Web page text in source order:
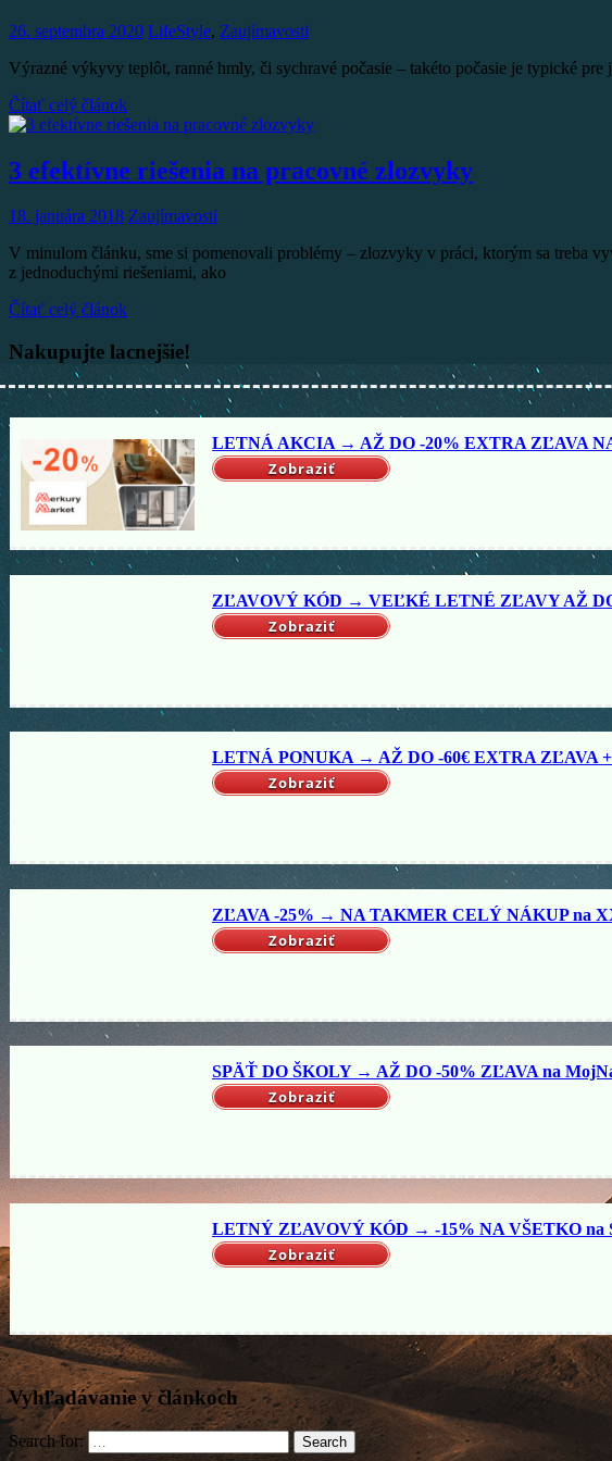
26. septembra 2020 LifeStyle, Zaujímavosti
Výrazné výkyvy teplôt, ranné hmly, či sychravé počasie – takéto počasie je typické
Čítať celý článok
3 efektívne riešenia na pracovné zlozvyky
18. januára 2018 Zaujímavosti
V minulom článku, sme si pomenovali problémy – zlozvyky v práci, ktorým sa treba
z jednoduchými riešeniami, ako
Čítať celý článok
Nakupujte lacnejšie!
LETNÁ AKCIA → AŽ DO -20% EXTRA ZĽAVA
Zobraziť
ZĽAVOVÝ KÓD → VEĽKÉ LETNÉ ZĽAVY AŽ
Zobraziť
LETNÁ PONUKA → AŽ DO -60€ EXTRA ZĽAVA
Zobraziť
ZĽAVA -25% → NA TAKMER CELÝ NÁKUP na
Zobraziť
SPÄŤ DO ŠKOLY → AŽ DO -50% ZĽAVA na
Zobraziť
LETNÝ ZĽAVOVÝ KÓD → -15% NA VŠETKO na
Zobraziť
Vyhľadávanie v článkoch
Search for: Search